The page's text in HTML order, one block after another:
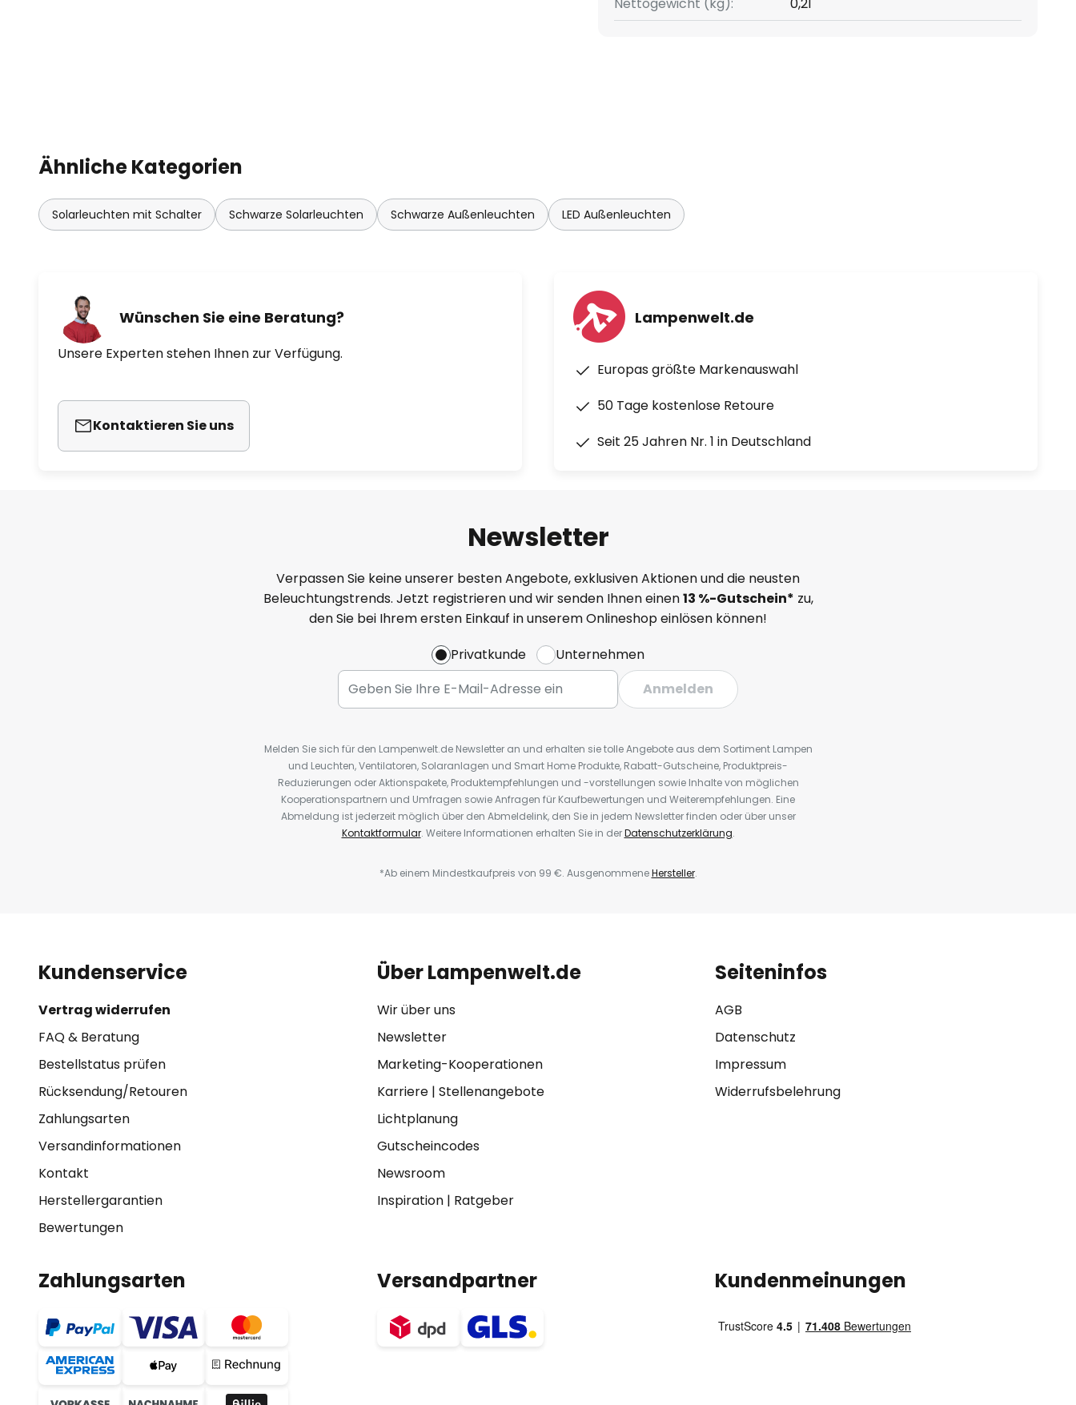
Nettogewicht (kg):
0,21
Ähnliche Kategorien
Solarleuchten mit Schalter Schwarze Solarleuchten Schwarze Außenleuchten LED Außenleuchten
Wünschen Sie eine Beratung?
Unsere Experten stehen Ihnen zur Verfügung.
Kontaktieren Sie uns
Lampenwelt.de
Europas größte Markenauswahl
50 Tage kostenlose Retoure
Seit 25 Jahren Nr. 1 in Deutschland
Newsletter
Verpassen Sie keine unserer besten Angebote, exklusiven Aktionen und die neusten
Beleuchtungstrends. Jetzt registrieren und wir senden Ihnen einen13 %-Gutschein* zu,
den Sie bei Ihrem ersten Einkauf in unserem Onlineshop einlösen können!
Privatkunde
Unternehmen
Anmelden
Melden Sie sich für den Lampenwelt.de Newsletter an und erhalten sie tolle Angebote aus dem Sortiment Lampen
und Leuchten, Ventilatoren, Solaranlagen und Smart Home Produkte, Rabatt-Gutscheine, Produktpreis-
Reduzierungen oder Aktionspakete, Produktempfehlungen und -vorstellungen sowie Inhalte von möglichen
Kooperationspartnern und Umfragen sowie Anfragen für Kaufbewertungen und Weiterempfehlungen. Eine
Abmeldung ist jederzeit möglich über den Abmeldelink, den Sie in jedem Newsletter finden oder über unser
Kontaktformular. Weitere Informationen erhalten Sie in derDatenschutzerklärung.
*Ab einem Mindestkaufpreis von 99 €. AusgenommeneHersteller.
Kundenservice
Vertrag widerrufen
FAQ & Beratung
Bestellstatus prüfen
Rücksendung/Retouren
Zahlungsarten
Versandinformationen
Kontakt
Herstellergarantien
Bewertungen
Über Lampenwelt.de
Wir über uns
Newsletter
Marketing-Kooperationen
Karriere| Stellenangebote
Lichtplanung
Gutscheincodes
Newsroom
Inspiration| Ratgeber
Seiteninfos
AGB
Datenschutz
Impressum
Widerrufsbelehrung
Zahlungsarten Versandpartner Kundenmeinungen